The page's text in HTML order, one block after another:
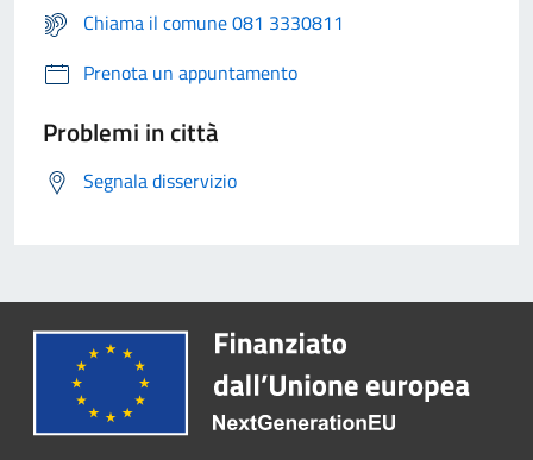
Chiama il comune 081 3330811
Prenota un appuntamento
Problemi in città
Segnala disservizio